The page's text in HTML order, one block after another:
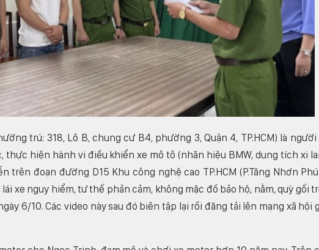
trú: 318, Lô B, chung cư B4, phường 3, Quận 4, TP.HCM) là người
hiện hành vi điều khiển xe mô tô (nhãn hiệu BMW, dung tích xi
trên đoạn đường D15 Khu công nghệ cao TP.HCM (P.Tăng Nhơn
xe nguy hiểm, tư thế phản cảm, không mặc đồ bảo hộ, nằm, quỳ gối
6/10. Các video này sau đó biên tập lại rồi đăng tải lên mạng xã hội